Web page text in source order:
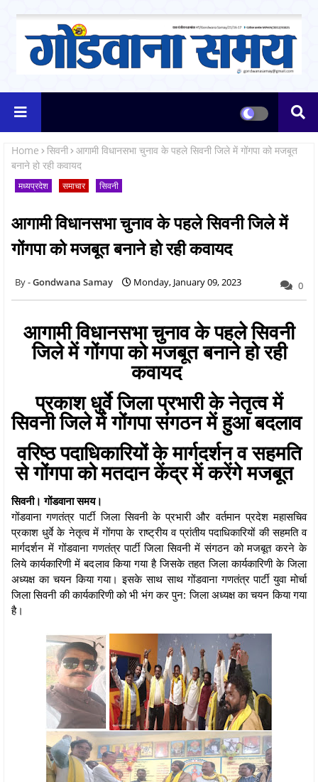
Home सिवनी आगामी विधानसभा चुनाव के पहले सिवनी जिले में गोंगपा को मजबूत
बनाने हो रही कवायद
मध्यप्रदेश समाचार सिवनी
आगामी विधानसभा चुनाव के पहले सिवनी जिले में
गोंगपा को मजबूत बनाने हो रही कवायद
Gondwana Samay Monday, January 09, 2023 0
आगामी विधानसभा चुनाव के पहले सिवनी
जिले में गोंगपा को मजबूत बनाने हो रही
कवायद
प्रकाश धुर्वे जिला प्रभारी के नेतृत्व में
सिवनी जिले में गोंगपा संगठन में हुआ बदलाव
वरिष्ठ पदाधिकारियों के मार्गदर्शन व सहमति
से गोंगपा को मतदान केंद्र में करेंगे मजबूत
सिवनी। गोंडवाना समय।
गोंडवाना गणतंत्र पार्टी जिला सिवनी के प्रभारी और वर्तमान प्रदेश महासचिव
प्रकाश धुर्वे के नेतृत्व में गोंगपा के राष्ट्रीय व प्रांतीय पदाधिकारियों की सहमति व
मार्गदर्शन में गोंडवाना गणतंत्र पार्टी जिला सिवनी में संगठन को मजबूत करने के
लिये कार्यकारिणी में बदलाव किया गया है जिसके तहत जिला कार्यकारिणी के जिला
अध्यक्ष का चयन किया गया। इसके साथ साथ गोंडवाना गणतंत्र पार्टी युवा मोर्चा
जिला सिवनी की कार्यकारिणी को भी भंग कर पुन: जिला अध्यक्ष का चयन किया गया
है।